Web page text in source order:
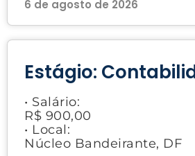
6 de agosto de 2026
Estágio:
• Salário:
R$ 900,00
• Local:
Núcleo Bandeirante, DF